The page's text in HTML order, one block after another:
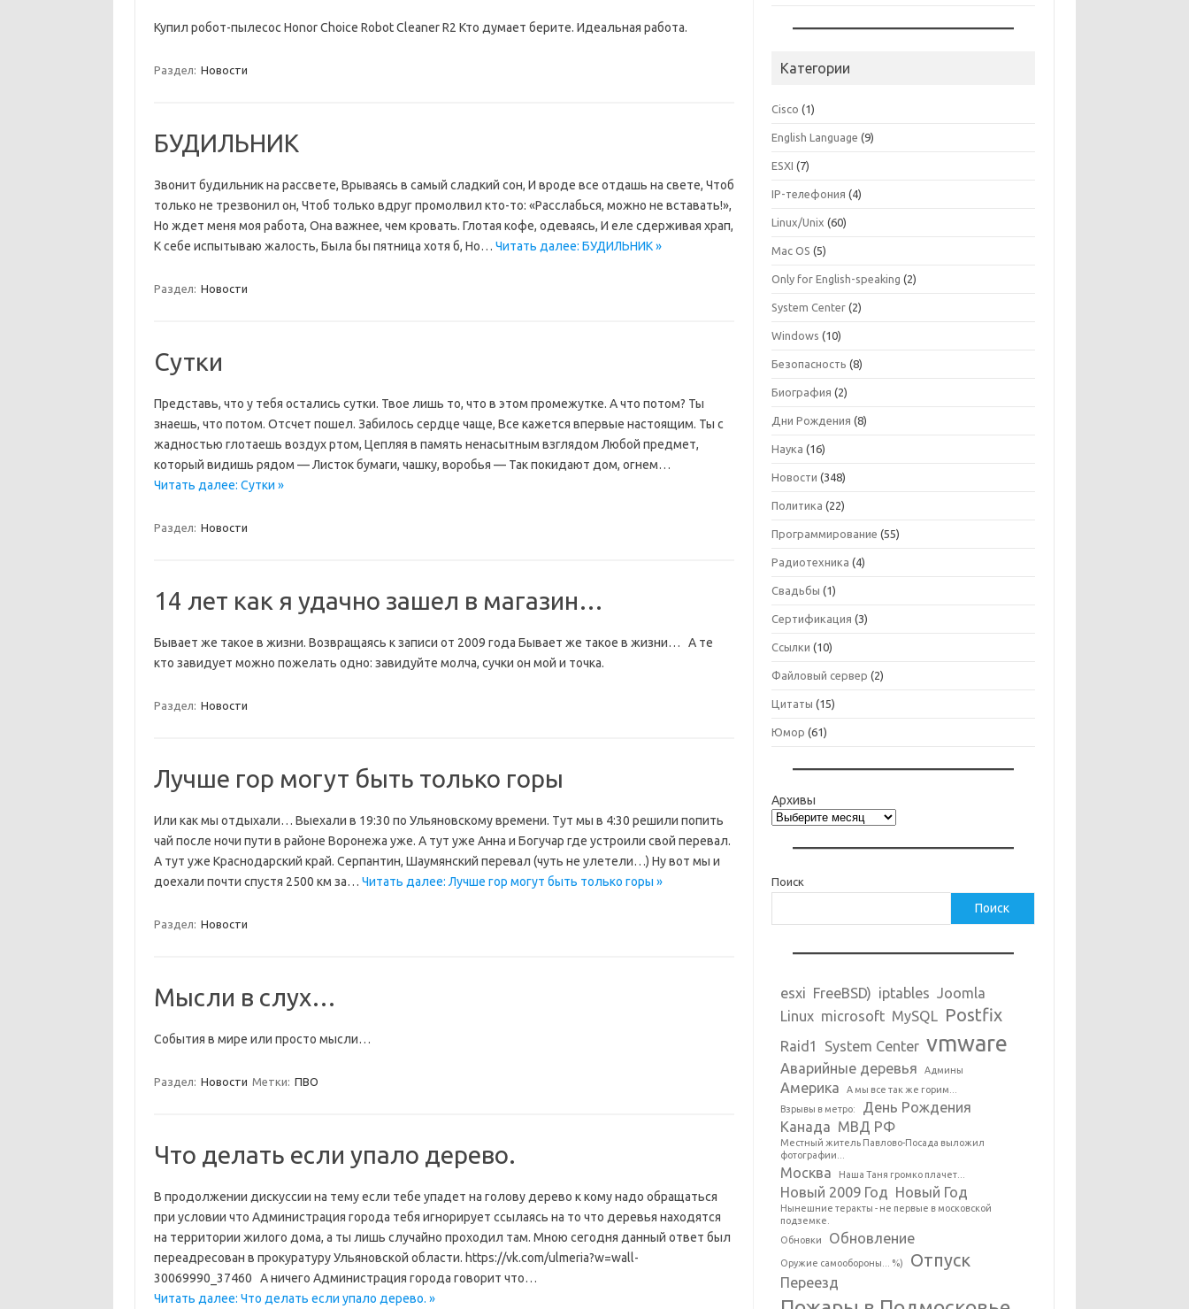
Купил робот-пылесос Honor Choice Robot Cleaner R2 Кто думает берите. Идеальная работа.
Раздел: Новости
БУДИЛЬНИК
Звонит будильник на рассвете, Врываясь в самый сладкий сон, И вроде все отдашь на свете, Чтоб
только не трезвонил он, Чтоб только вдруг промолвил кто-то: «Расслабься, можно не вставать!»,
Но ждет меня моя работа, Она важнее, чем кровать. Глотая кофе, одеваясь, И еле сдерживая храп,
К себе испытываю жалость, Была бы пятница хотя б, Но… Читать далее: БУДИЛЬНИК »
Раздел: Новости
Сутки
Представь, что у тебя остались сутки. Твое лишь то, что в этом промежутке. А что потом? Ты
знаешь, что потом. Отсчет пошел. Забилось сердце чаще, Все кажется впервые настоящим. Ты с
жадностью глотаешь воздух ртом, Цепляя в память ненасытным взглядом Любой предмет,
который видишь рядом — Листок бумаги, чашку, воробья — Так покидают дом, огнем…
Читать далее: Сутки »
Раздел: Новости
14 лет как я удачно зашел в магазин…
Бывает же такое в жизни. Возвращаясь к записи от 2009 года Бывает же такое в жизни… А те
кто завидует можно пожелать одно: завидуйте молча, сучки он мой и точка.
Раздел: Новости
Лучше гор могут быть только горы
Или как мы отдыхали… Выехали в 19:30 по Ульяновскому времени. Тут мы в 4:30 решили попить
чай после ночи пути в районе Воронежа уже. А тут уже Анна и Богучар где устроили свой перевал.
А тут уже Краснодарский край. Серпантин, Шаумянский перевал (чуть не улетели…) Ну вот мы и
доехали почти спустя 2500 км за… Читать далее: Лучше гор могут быть только горы »
Раздел: Новости
Мысли в слух…
События в мире или просто мысли…
Раздел: Новости Метки: ПВО
Что делать если упало дерево.
В продолжении дискуссии на тему если тебе упадет на голову дерево к кому надо обращаться
при условии что Администрация города тебя игнорирует ссылаясь на то что деревья находятся
на территории жилого дома, а ты лишь случайно проходил там. Мною сегодня данный ответ был
переадресован в прокуратуру Ульяновской области. https://vk.com/ulmeria?w=wall-
30069990_37460 А ничего Администрация города говорит что…
Читать далее: Что делать если упало дерево. »
Категории
Cisco (1)
English Language (9)
ESXI (7)
IP-телефония (4)
Linux/Unix (60)
Mac OS (5)
Only for English-speaking (2)
System Center (2)
Windows (10)
Безопасность (8)
Биография (2)
Дни Рождения (8)
Наука (16)
Новости (348)
Политика (22)
Программирование (55)
Радиотехника (4)
Свадьбы (1)
Сертификация (3)
Ссылки (10)
Файловый сервер (2)
Цитаты (15)
Юмор (61)
Архивы
Поиск
Поиск
esxi FreeBSD) iptables Joomla
Linux microsoft MySQL Postfix
Raid1 System Center vmware
Аварийные деревья Админы
Америка
А мы все так же горим...
Взрывы в метро:
День Рождения
Канада МВД РФ
Местный житель Павлово-Посада выложил
фотографии...
Москва Наша Таня громко плачет...
Новый 2009 Год Новый Год
Нынешние теракты - не первые в московской
подземке.
Обновки
Обновление
Оружие самообороны... %) Отпуск
Переезд